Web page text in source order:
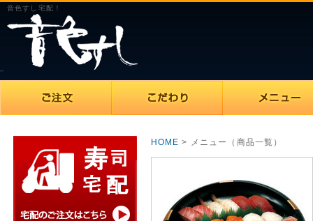
音色すし宅配！
HOME > メニュー（商品一覧）